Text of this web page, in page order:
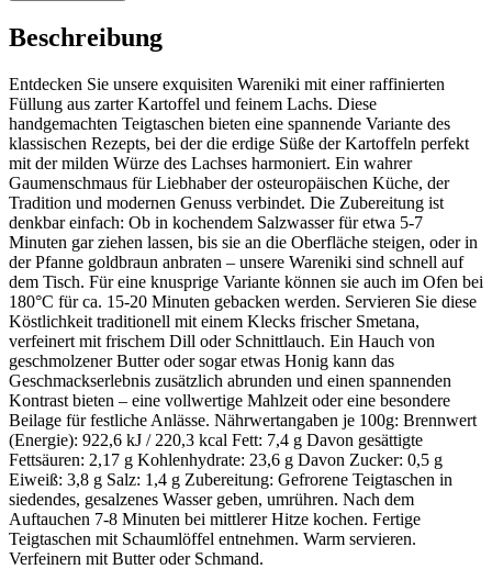
Beschreibung
Entdecken Sie unsere exquisiten Wareniki mit einer raffinierten
Füllung aus zarter Kartoffel und feinem Lachs. Diese
handgemachten Teigtaschen bieten eine spannende Variante des
klassischen Rezepts, bei der die erdige Süße der Kartoffeln perfekt
mit der milden Würze des Lachses harmoniert. Ein wahrer
Gaumenschmaus für Liebhaber der osteuropäischen Küche, der
Tradition und modernen Genuss verbindet. Die Zubereitung ist
denkbar einfach: Ob in kochendem Salzwasser für etwa 5-7
Minuten gar ziehen lassen, bis sie an die Oberfläche steigen, oder in
der Pfanne goldbraun anbraten – unsere Wareniki sind schnell auf
dem Tisch. Für eine knusprige Variante können sie auch im Ofen bei
180°C für ca. 15-20 Minuten gebacken werden. Servieren Sie diese
Köstlichkeit traditionell mit einem Klecks frischer Smetana,
verfeinert mit frischem Dill oder Schnittlauch. Ein Hauch von
geschmolzener Butter oder sogar etwas Honig kann das
Geschmackserlebnis zusätzlich abrunden und einen spannenden
Kontrast bieten – eine vollwertige Mahlzeit oder eine besondere
Beilage für festliche Anlässe. Nährwertangaben je 100g: Brennwert
(Energie): 922,6 kJ / 220,3 kcal Fett: 7,4 g Davon gesättigte
Fettsäuren: 2,17 g Kohlenhydrate: 23,6 g Davon Zucker: 0,5 g
Eiweiß: 3,8 g Salz: 1,4 g Zubereitung: Gefrorene Teigtaschen in
siedendes, gesalzenes Wasser geben, umrühren. Nach dem
Auftauchen 7-8 Minuten bei mittlerer Hitze kochen. Fertige
Teigtaschen mit Schaumlöffel entnehmen. Warm servieren.
Verfeinern mit Butter oder Schmand.